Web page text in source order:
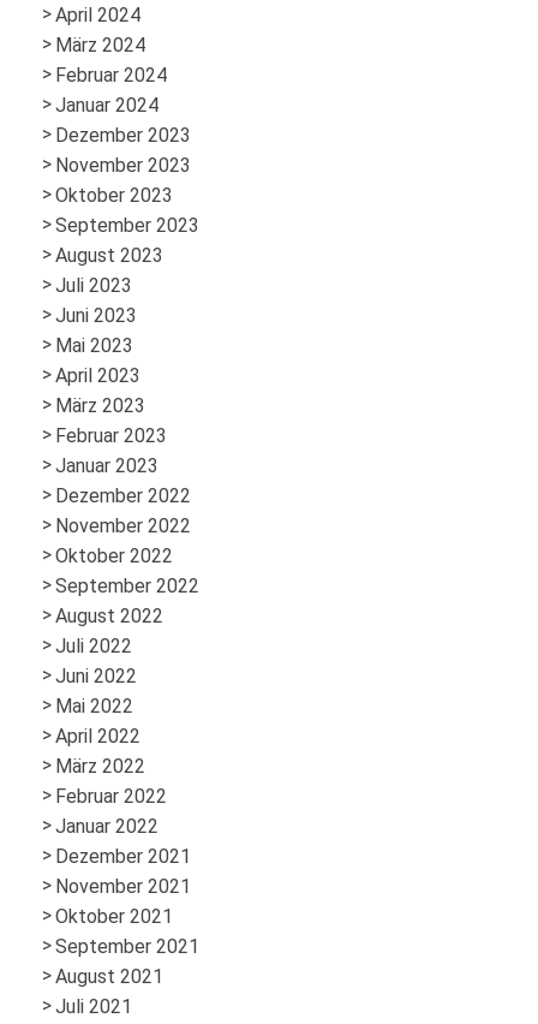
April 2024
März 2024
Februar 2024
Januar 2024
Dezember 2023
November 2023
Oktober 2023
September 2023
August 2023
Juli 2023
Juni 2023
Mai 2023
April 2023
März 2023
Februar 2023
Januar 2023
Dezember 2022
November 2022
Oktober 2022
September 2022
August 2022
Juli 2022
Juni 2022
Mai 2022
April 2022
März 2022
Februar 2022
Januar 2022
Dezember 2021
November 2021
Oktober 2021
September 2021
August 2021
Juli 2021